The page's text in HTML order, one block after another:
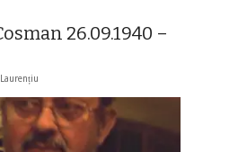
26.09.1940 –